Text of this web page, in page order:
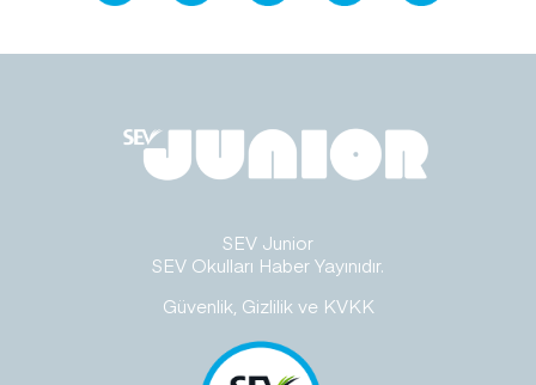
SEV Junior
SEV Okulları Haber Yayınıdır.
Güvenlik, Gizlilik ve KVKK